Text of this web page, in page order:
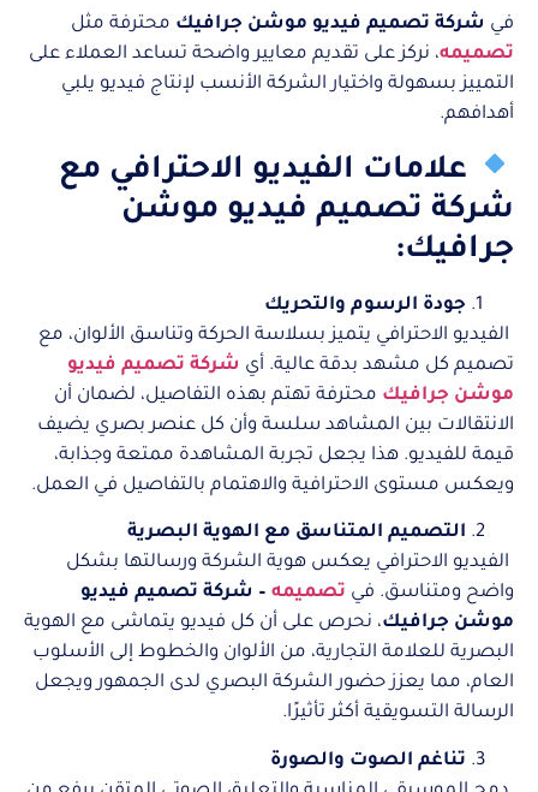
في شركة تصميم فيديو موشن جرافيك محترفة مثل
تصميمه، نركز على تقديم معايير واضحة تساعد العملاء على
التمييز بسهولة واختيار الشركة الأنسب لإنتاج فيديو يلبي
أهدافهم.
علامات الفيديو الاحترافي مع
شركة تصميم فيديو موشن
جرافيك:
جودة الرسوم والتحريك
الفيديو الاحترافي يتميز بسلاسة الحركة وتناسق الألوان، مع
تصميم كل مشهد بدقة عالية. أي شركة تصميم فيديو
موشن جرافيك محترفة تهتم بهذه التفاصيل، لضمان أن
الانتقالات بين المشاهد سلسة وأن كل عنصر بصري يضيف
قيمة للفيديو. هذا يجعل تجربة المشاهدة ممتعة وجذابة،
ويعكس مستوى الاحترافية والاهتمام بالتفاصيل في العمل.
التصميم المتناسق مع الهوية البصرية
الفيديو الاحترافي يعكس هوية الشركة ورسالتها بشكل
واضح ومتناسق. في تصميمه – شركة تصميم فيديو
موشن جرافيك، نحرص على أن كل فيديو يتماشى مع الهوية
البصرية للعلامة التجارية، من الألوان والخطوط إلى الأسلوب
العام، مما يعزز حضور الشركة البصري لدى الجمهور ويجعل
الرسالة التسويقية أكثر تأثيرًا.
تناغم الصوت والصورة